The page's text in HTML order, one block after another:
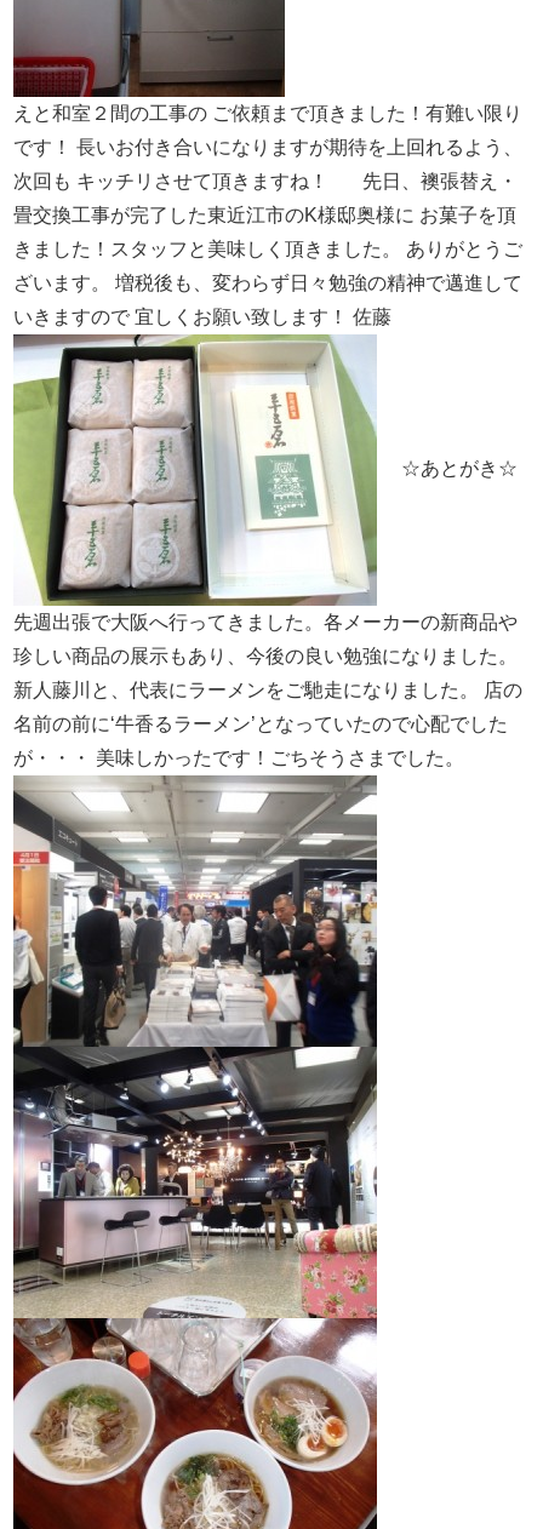
えと和室２間の工事の ご依頼まで頂きました！有難い限り
です！
長いお付き合いになりますが期待を上回れるよう、
次回も キッチリさせて頂きますね！
先日、襖張替え・
畳交換工事が完了した東近江市のK様邸奥様に お菓子を頂
きました！スタッフと美味しく頂きました。
ありがとうご
ざいます。
増税後も、変わらず日々勉強の精神で邁進して
いきますので 宜しくお願い致します！ 佐藤
☆あとがき☆
先週出張で大阪へ行ってきました。各メーカーの新商品や
珍しい商品の展示もあり、今後の良い勉強になりました。
新人藤川と、代表にラーメンをご馳走になりました。
店の
名前の前に‘牛香るラーメン’となっていたので心配でした
が・・・
美味しかったです！ごちそうさまでした。